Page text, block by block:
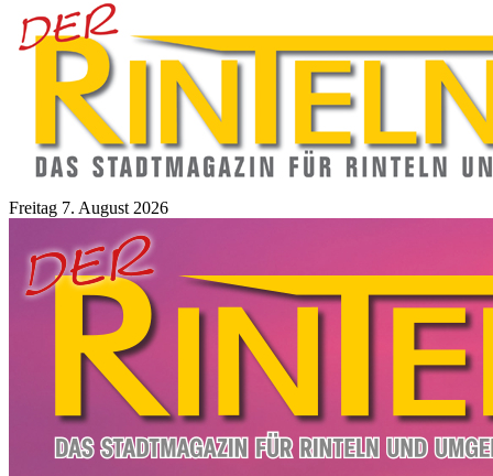
Freitag 7. August 2026